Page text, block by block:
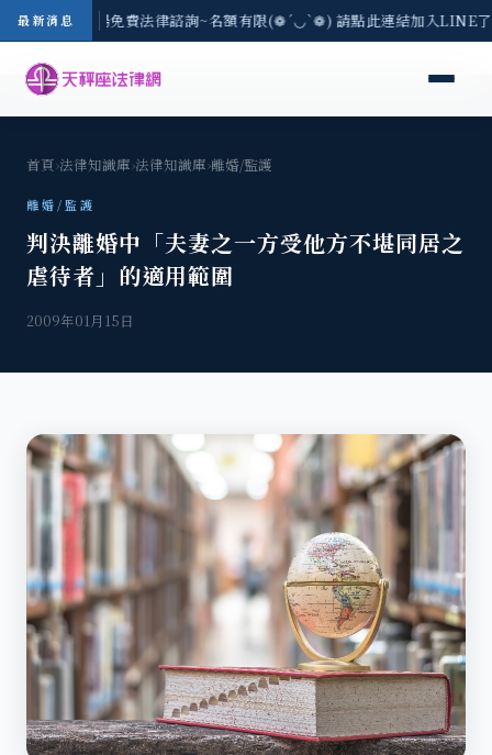
最新消息
-8/3(一) 現場免費法律諮詢~名額有限(❁´◡`❁) 請點此連結加入LINE
首頁›法律知識庫›法律知識庫›離婚/監護
離婚/監護
判決離婚中「夫妻之一方受他方不堪同居之
虐待者」的適用範圍
2009年01月15日